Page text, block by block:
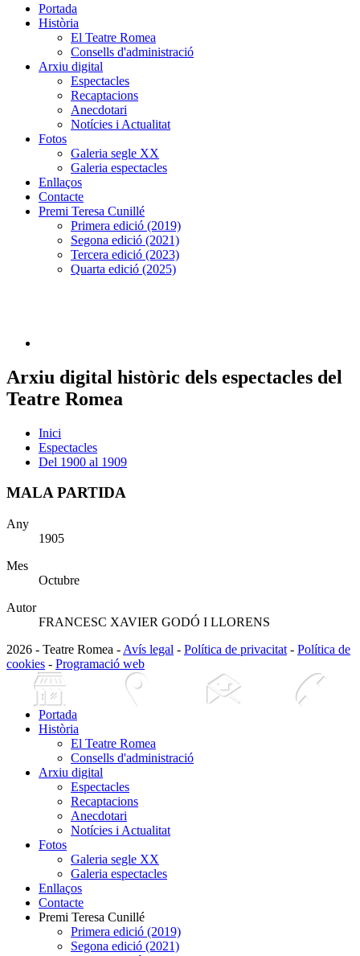
Portada
Història
El Teatre Romea
Consells d'administració
Arxiu digital
Espectacles
Recaptacions
Anecdotari
Notícies i Actualitat
Fotos
Galeria segle XX
Galeria espectacles
Enllaços
Contacte
Premi Teresa Cunillé
Primera edició (2019)
Segona edició (2021)
Tercera edició (2023)
Quarta edició (2025)
Arxiu digital històric dels espectacles del
Teatre Romea
Inici
Espectacles
Del 1900 al 1909
MALA PARTIDA
Any
1905
Mes
Octubre
Autor
FRANCESC XAVIER GODÓ I LLORENS
2026 - Teatre Romea - Avís legal - Política de privacitat - Política de
cookies - Programació web
Portada
Història
El Teatre Romea
Consells d'administració
Arxiu digital
Espectacles
Recaptacions
Anecdotari
Notícies i Actualitat
Fotos
Galeria segle XX
Galeria espectacles
Enllaços
Contacte
Premi Teresa Cunillé
Primera edició (2019)
Segona edició (2021)